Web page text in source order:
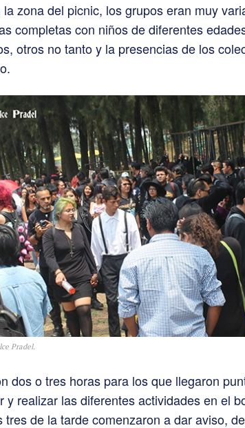
la zona del picnic, los grupos eran muy
completas con niños de diferentes
otros no tanto y la presencias de los
Pradel.
dos o tres horas para los que llegaron
y realizar las diferentes actividades en el
tres de la tarde comenzaron a dar aviso,